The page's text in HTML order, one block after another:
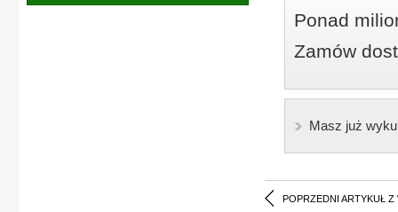
Ponad
Zamów
Masz już
POPRZEDNI ARTYKUŁ Z